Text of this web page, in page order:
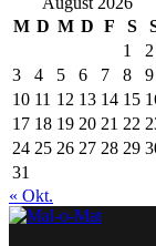
M D M D F S
1
2
3
4 5 6 7 8
9
10 11 12 13 14 15
17 18 19 20 21 22
24 25 26 27 28 29
31
« Okt.